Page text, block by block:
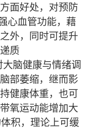
面好处，对预防
心血管功能，藉
外，同时可提升
质
大脑健康与情绪调
部萎缩，继而影
健康体重，也可
氧运动能增加大
积，理论上可缓